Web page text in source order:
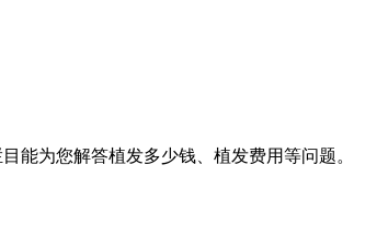
能为您解答植发多少钱、植发费用等问题。